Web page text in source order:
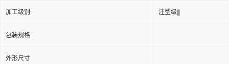
加工级别 注塑级|||
包装规格
外形尺寸